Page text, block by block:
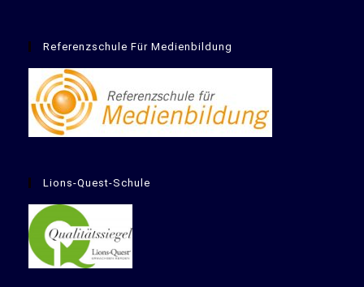
Referenzschule Für Medienbildung
Lions-Quest-Schule